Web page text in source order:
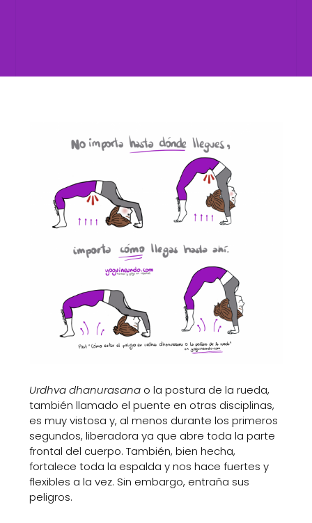
Urdhva dhanurasana o la postura de la rueda,
también llamado el puente en otras disciplinas,
es muy vistosa y, al menos durante los primeros
segundos, liberadora ya que abre toda la parte
frontal del cuerpo. También, bien hecha,
fortalece toda la espalda y nos hace fuertes y
flexibles a la vez. Sin embargo, entraña sus
peligros.